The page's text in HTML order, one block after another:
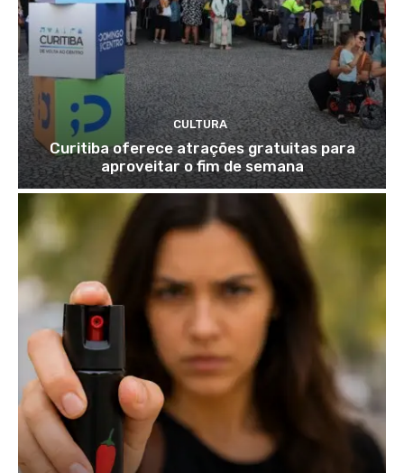
CULTURA
Curitiba oferece atrações gratuitas para
aproveitar o fim de semana